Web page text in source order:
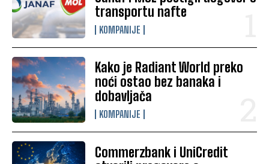
transportu nafte
KOMPANIJE
Kako je Radiant World preko
noći ostao bez banaka i
dobavljača
KOMPANIJE
Commerzbank i UniCredit